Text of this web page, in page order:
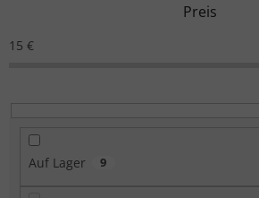
Preis
15 €
Auf Lager 9